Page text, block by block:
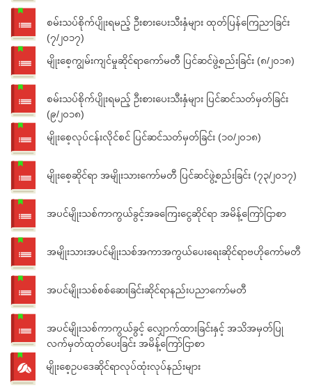
စမ်းသပ်စိုက်ပျိုးရမည့် ဦးစားပေးသီးနှံများ ထုတ်ပြန်ကြေညာခြင်း
(၇/၂၀၁၇)
မျိုးစေ့ကျွမ်းကျင်မှုဆိုင်ရာကော်မတီ ပြင်ဆင်ဖွဲ့စည်းခြင်း (၈/၂၀၁၈)
စမ်းသပ်စိုက်ပျိုးရမည့် ဦးစားပေးသီးနှံများ ပြင်ဆင်သတ်မှတ်ခြင်း
(၉/၂၀၁၈)
မျိုးစေ့လုပ်ငန်းလိုင်စင် ပြင်ဆင်သတ်မှတ်ခြင်း (၁၀/၂၀၁၈)
မျိုးစေ့ဆိုင်ရာ အမျိုးသားကော်မတီ ပြင်ဆင်ဖွဲ့စည်းခြင်း (၇၃/၂၀၁၇)
အပင်မျိုးသစ်ကာကွယ်ခွင့်အခကြေးငွေဆိုင်ရာ အမိန့်ကြော်ငြာစာ
အမျိုးသားအပင်မျိုးသစ်အကာအကွယ်ပေးရေးဆိုင်ရာဗဟိုကော်မတီ
အပင်မျိုးသစ်စစ်ဆေးခြင်းဆိုင်ရာနည်းပညာကော်မတီ
အပင်မျိုးသစ်ကာကွယ်ခွင့် လျှောက်ထားခြင်းနှင့် အသိအမှတ်ပြု
လက်မှတ်ထုတ်ပေးခြင်း အမိန့်ကြော်ငြာစာ
မျိုးစေ့ဥပဒေဆိုင်ရာလုပ်ထုံးလုပ်နည်းများ